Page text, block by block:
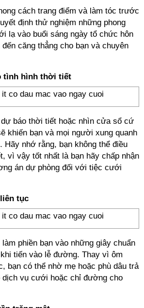
cách trang điểm và làm tóc trước
định thử nghiệm những phong
lạ vào buổi sáng ngày tổ chức hôn
căng thẳng cho bạn và chuyên
tình hình thời tiết
báo thời tiết hoặc nhìn cửa sổ cứ
khiến bạn và mọi người xung quanh
Hãy nhớ rằng, bạn không thể điều
vì vậy tốt nhất là bạn hãy chấp nhận
án dự phòng đối với tiệc cưới
tục
phiền bạn vào những giây chuẩn
tiến vào lễ đường. Thay vì ôm
bạn có thể nhờ mẹ hoặc phù dâu trả
vụ cưới hoặc chỉ đường cho